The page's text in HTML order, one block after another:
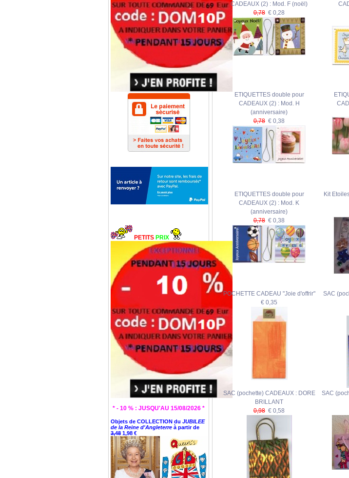
PETITS PRIX
* - 10 % : JUSQU'AU 15/08/2026 *
Objets de COLLECTION du JUBILEE
de la Reine d'Angleterre à partir de
3,48 1,98 €
CADEAUX (2) : Mod. F (noël)
0,78 € 0,28
ETIQUETTES double pour
CADEAUX (2) : Mod. H
(anniversaire)
0,78 € 0,38
ETIQUETTES double pour
CADEAUX (2) : Mod. K
(anniversaire)
0,78 € 0,38
Kit
POCHETTE CADEAU "Joie d'offrir"
€ 0,35
SAC
SAC (pochette) CADEAUX : DORE
BRILLANT
0,98 € 0,58
SAC